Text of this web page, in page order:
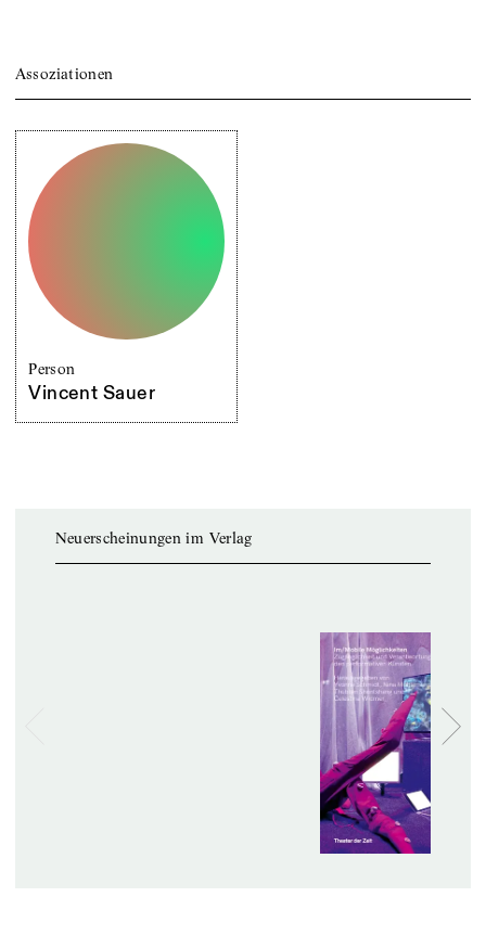
Assoziationen
Person
Vincent Sauer
Neuerscheinungen im Verlag